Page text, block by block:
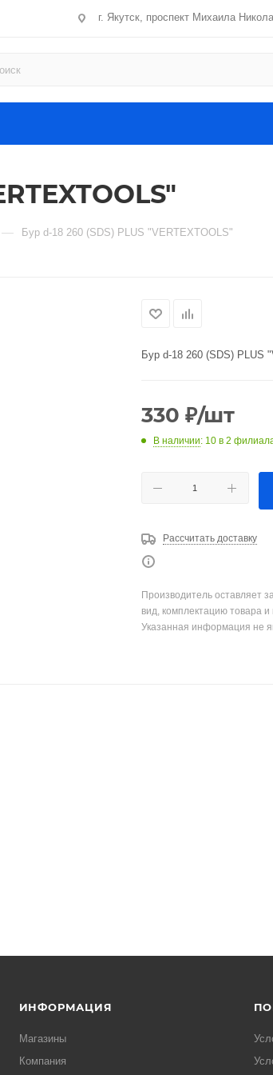
г. Якутск, проспект Михаила
— Бур d-18 260 (SDS) PLUS "VERTEXTOOLS"
Бур d-18 260 (SDS) PLUS
330 ₽/шт
В наличии: 10 в 2
Рассчитать доставку
Производитель оставляет
вид, комплектацию товара и
Указанная информация не
ИНФОРМАЦИЯ
Магазины
Компания